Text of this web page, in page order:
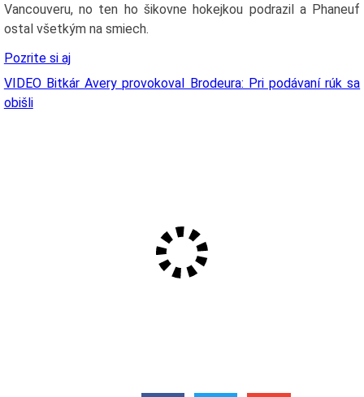
Vancouveru, no ten ho šikovne hokejkou podrazil a Phaneuf
ostal všetkým na smiech.
Pozrite si aj
VIDEO Bitkár Avery provokoval Brodeura: Pri podávaní rúk sa
obišli